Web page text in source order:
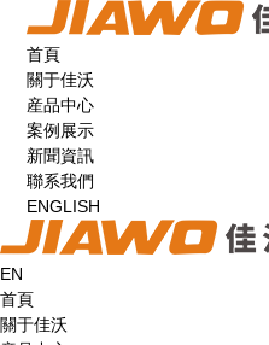
首頁
關于佳沃
産品中心
案例展示
新聞資訊
聯系我們
ENGLISH
EN
首頁
關于佳沃